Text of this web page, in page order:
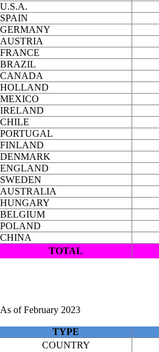
U.S.A.
SPAIN
GERMANY
AUSTRIA
FRANCE
BRAZIL
CANADA
HOLLAND
MEXICO
IRELAND
CHILE
PORTUGAL
FINLAND
DENMARK
ENGLAND
SWEDEN
AUSTRALIA
HUNGARY
BELGIUM
POLAND
CHINA
TOTAL
As of February 2023
TYPE
COUNTRY